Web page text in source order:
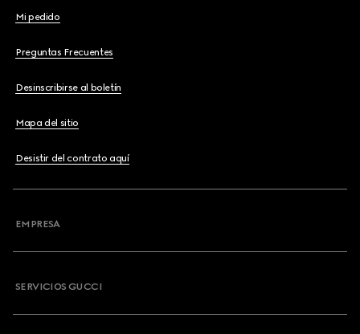
Mi pedido
Preguntas Frecuentes
Desinscribirse al boletín
Mapa del sitio
Desistir del contrato aquí
EMPRESA
SERVICIOS GUCCI